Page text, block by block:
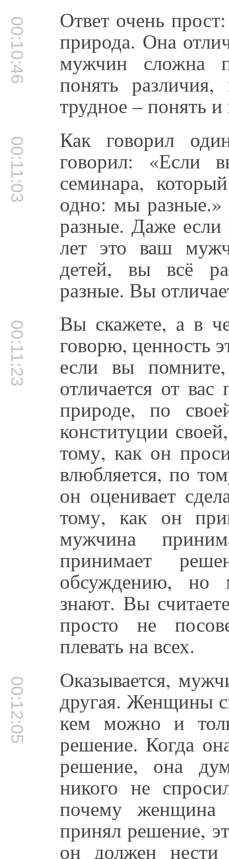
00:10:46 Ответ очень
природа. Она
мужчин сложна
понять
трудное – понять
00:11:03 Как говорил
говорил: «Если
семинара,
одно: мы
разные. Даже если
лет это ваш
детей, вы всё
разные. Вы
00:11:23 Вы скажете, а в
говорю, ценность
если вы помните,
отличается от
природе, по
конституции
тому, как он
влюбляется, по
он оценивает
тому, как он
мужчина
принимает
обсуждению, но
знают. Вы
просто не
плевать на всех.
00:12:05 Оказывается,
другая. Женщины
кем можно и
решение. Когда
решение, она
никого не
почему
принял решение,
он должен нести